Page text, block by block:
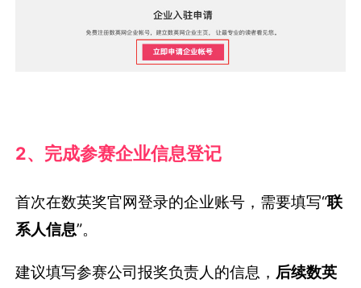
2、完成参赛企业信息登记
首次在数英奖官网登录的企业账号，需要填写“联
系人信息”。
建议填写参赛公司报奖负责人的信息， 后续数英